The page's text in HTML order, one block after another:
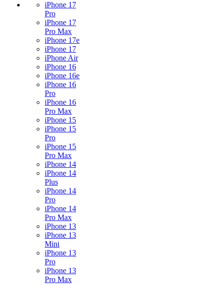
iPhone 17
Pro
iPhone 17
Pro Max
iPhone 17e
iPhone 17
iPhone Air
iPhone 16
iPhone 16e
iPhone 16
Pro
iPhone 16
Pro Max
iPhone 15
iPhone 15
Pro
iPhone 15
Pro Max
iPhone 14
iPhone 14
Plus
iPhone 14
Pro
iPhone 14
Pro Max
iPhone 13
iPhone 13
Mini
iPhone 13
Pro
iPhone 13
Pro Max